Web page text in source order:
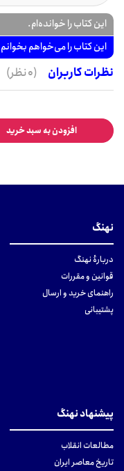
این کتاب را خوانده‌ام.
این کتاب را می‌خواهم
نظرات کاربران
(0 نظر)
افزودن به سبد خرید
نهنگ
دربارهٔ نهنگ
قوانین و مقررات
راهنمای خرید و ارسال
پشتیبانی
پیشنهاد نهنگ
مطالعات انقلاب
تاریخ معاصر ایران